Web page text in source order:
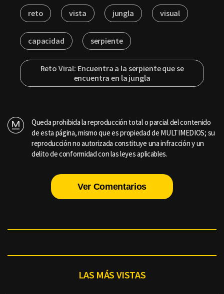
reto vista jungla visual
capacidad serpiente
Reto Viral: Encuentra a la serpiente que se
encuentra en la jungla
Queda prohibida la reproducción total o parcial del contenido
de esta página, mismo que es propiedad de MULTIMEDIOS; su
reproducción no autorizada constituye una infracción y un
delito de conformidad con las leyes aplicables.
Ver Comentarios
LAS MÁS VISTAS